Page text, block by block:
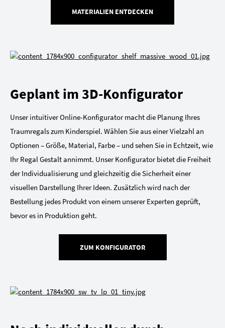
MATERIALIEN ENTDECKEN
Geplant im 3D-Konfigurator
Unser intuitiver Online-Konfigurator macht die Planung Ihres
Traumregals zum Kinderspiel. Wählen Sie aus einer Vielzahl an
Optionen – Größe, Material, Farbe – und sehen Sie in Echtzeit, wie
Ihr Regal Gestalt annimmt. Unser Konfigurator bietet die Freiheit
der Individualisierung und gleichzeitig die Sicherheit einer
visuellen Darstellung Ihrer Ideen. Zusätzlich wird nach der
Bestellung jedes Produkt von einem unserer Experten geprüft,
bevor es in Produktion geht.
ZUM KONFIGURATOR